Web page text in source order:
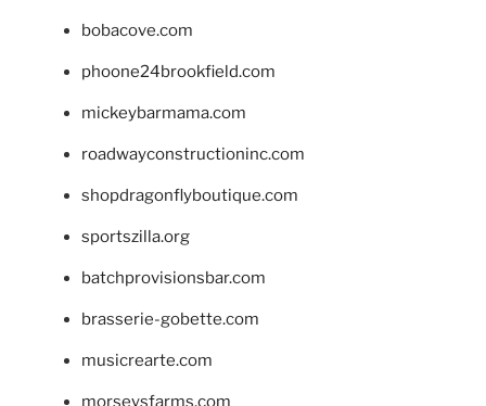
bobacove.com
phoone24brookfield.com
mickeybarmama.com
roadwayconstructioninc.com
shopdragonflyboutique.com
sportszilla.org
batchprovisionsbar.com
brasserie-gobette.com
musicrearte.com
morseysfarms.com